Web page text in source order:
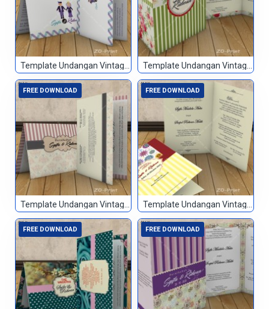
FREE DOWNLOAD FREE DOWNLOAD
FREE DOWNLOAD FREE DOWNLOAD